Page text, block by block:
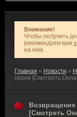
Внимание!
Чтобы получить
рекомендуем вам
на нем.
Главная » Новости »
серия [Смотреть
Возвращение
[Смотреть